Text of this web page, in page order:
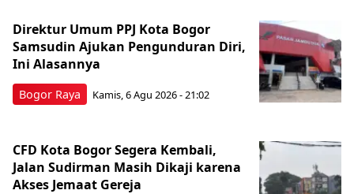
Bogor Raya
Direktur Umum PPJ Kota Bogor
Samsudin Ajukan Pengunduran Diri,
Ini Alasannya
Kamis, 6 Agu 2026 - 21:02
CFD Kota Bogor Segera Kembali,
Jalan Sudirman Masih Dikaji karena
Akses Jemaat Gereja